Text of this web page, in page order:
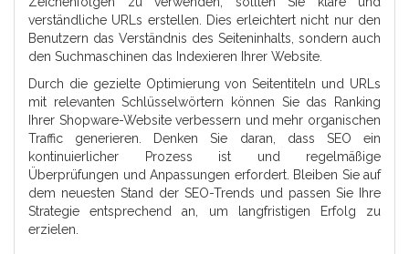
verständliche URLs erstellen. Dies erleichtert nicht nur den
Benutzern das Verständnis des Seiteninhalts, sondern auch
den Suchmaschinen das Indexieren Ihrer Website.
Durch die gezielte Optimierung von Seitentiteln und URLs
mit relevanten Schlüsselwörtern können Sie das Ranking
Ihrer Shopware-Website verbessern und mehr organischen
Traffic generieren. Denken Sie daran, dass SEO ein
kontinuierlicher Prozess ist und regelmäßige
Überprüfungen und Anpassungen erfordert. Bleiben Sie auf
dem neuesten Stand der SEO-Trends und passen Sie Ihre
Strategie entsprechend an, um langfristigen Erfolg zu
erzielen.